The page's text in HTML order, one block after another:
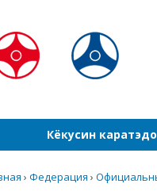
Кёкусин каратэдо
› Федерация ›